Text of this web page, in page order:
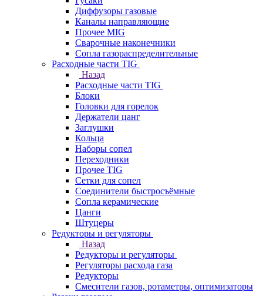
Диффузоры газовые
Каналы направляющие
Прочее MIG
Сварочные наконечники
Сопла газораспределительные
Расходные части TIG
Назад
Расходные части TIG
Блоки
Головки для горелок
Держатели цанг
Заглушки
Кольца
Наборы сопел
Переходники
Прочее TIG
Сетки для сопел
Соединители быстросъёмные
Сопла керамические
Цанги
Штуцеры
Редукторы и регуляторы
Назад
Редукторы и регуляторы
Регуляторы расхода газа
Редукторы
Смесители газов, ротаметры, оптимизаторы